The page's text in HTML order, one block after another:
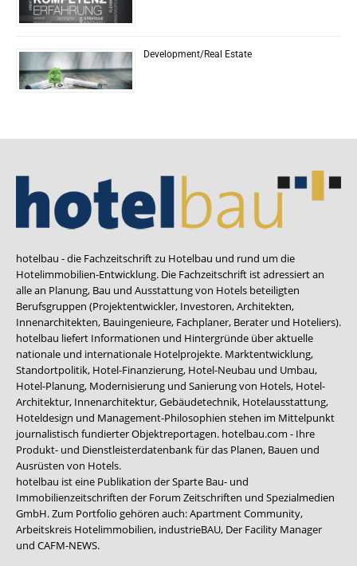
Development/Real Estate
hotelbau - die Fachzeitschrift zu Hotelbau und rund um die
Hotelimmobilien-Entwicklung. Die Fachzeitschrift ist adressiert an
alle an Planung, Bau und Ausstattung von Hotels beteiligten
Berufsgruppen (Projektentwickler, Investoren, Architekten,
Innenarchitekten, Bauingenieure, Fachplaner, Berater und Hoteliers).
hotelbau liefert Informationen und Hintergründe über aktuelle
nationale und internationale Hotelprojekte. Marktentwicklung,
Standortpolitik, Hotel-Finanzierung, Hotel-Neubau und Umbau,
Hotel-Planung, Modernisierung und Sanierung von Hotels, Hotel-
Architektur, Innenarchitektur, Gebäudetechnik, Hotelausstattung,
Hoteldesign und Management-Philosophien stehen im Mittelpunkt
journalistisch fundierter Objektreportagen. hotelbau.com - Ihre
Produkt- und Dienstleisterdatenbank für das Planen, Bauen und
Ausrüsten von Hotels.
hotelbau ist eine Publikation der Sparte Bau- und
Immobilienzeitschriften der Forum Zeitschriften und Spezialmedien
GmbH. Zum Portfolio gehören auch:Apartment Community,
Arbeitskreis Hotelimmobilien, industrieBAU, Der Facility Manager
und CAFM-NEWS.